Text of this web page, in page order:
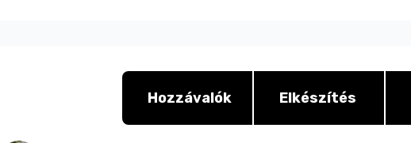
Hozzávalók Elkészítés